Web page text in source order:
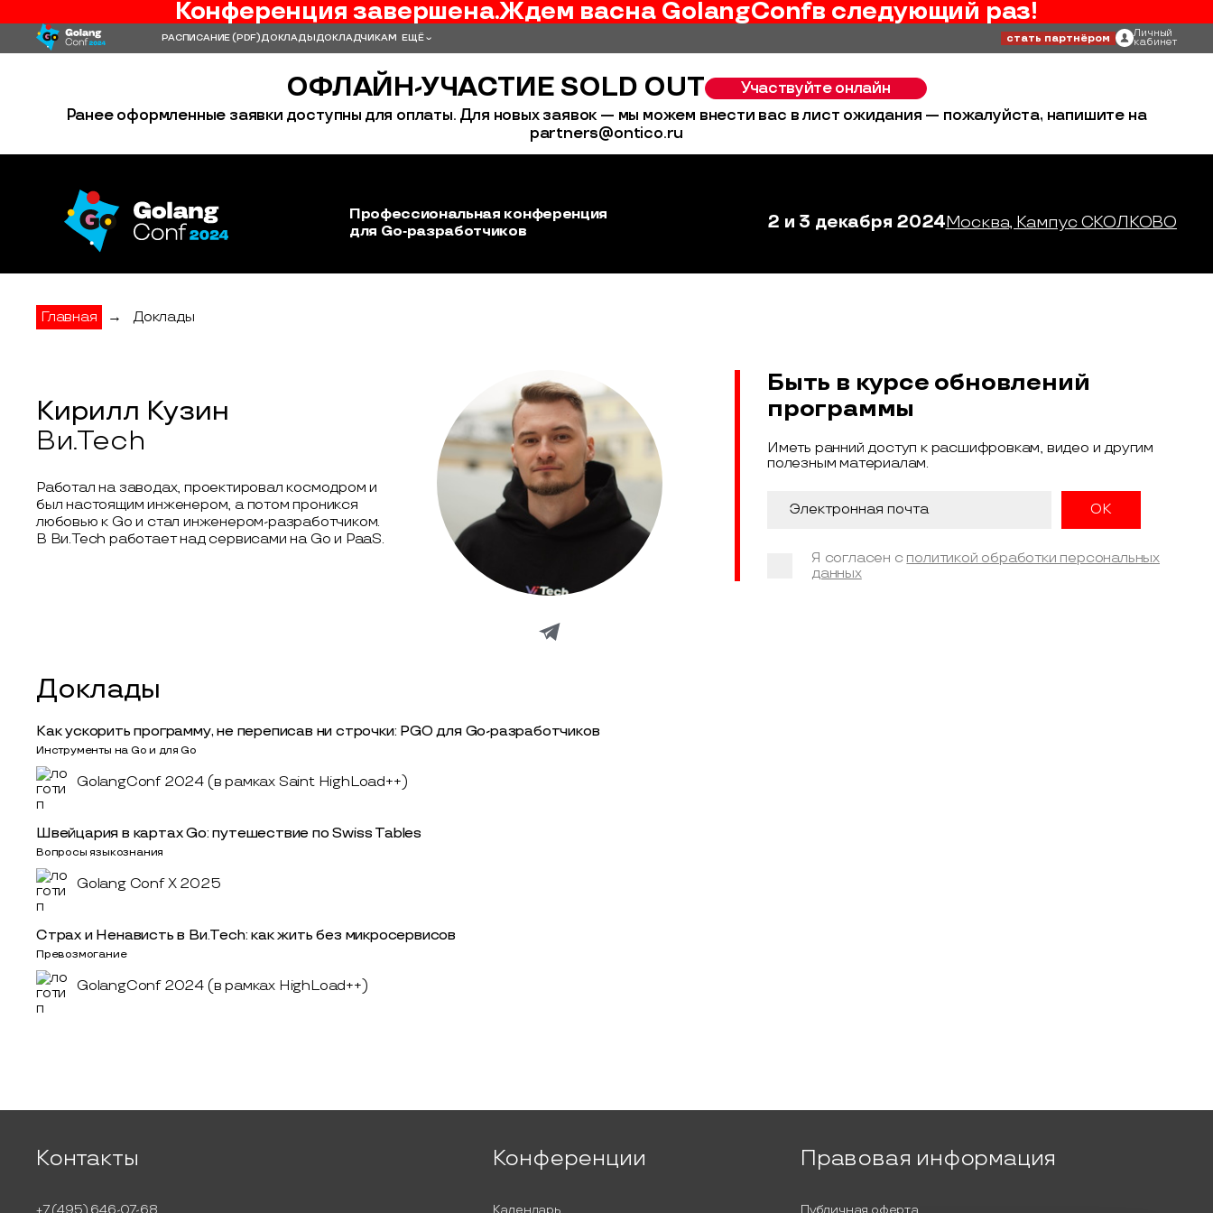
Конференция завершена.Ждем васна GolangConfв следующий раз!
РАСПИСАНИЕ(PDF)ДОКЛАДЫ ДОКЛАДЧИКАМ ЕЩЁ стать партнёром Личный
кабинет
ОФЛАЙН-УЧАСТИЕ SOLD OUT
Участвуйте онлайн
Ранее оформленные заявки доступны для оплаты. Для новых заявок — мы можем внести вас в лист ожидания — пожалуйста, напишите на
partners@ontico.ru
Профессиональная конференция
для Go‑разработчиков
2 и 3 декабря 2024Москва, Кампус СКОЛКОВО
Главная → Доклады
Кирилл Кузин
Ви.Tech
Работал на заводах, проектировал космодром и
был настоящим инженером, а потом проникся
любовью к Go и стал инженером-разработчиком.
В Ви.Tech работает над сервисами на Go и PaaS.
Доклады
Как ускорить программу, не переписав ни строчки: PGO для Go-разработчиков
Инструменты на Go и для Go
GolangConf 2024 (в рамках Saint HighLoad++)
Швейцария в картах Go: путешествие по Swiss Tables
Вопросы языкознания
Golang Conf X 2025
Страх и Ненависть в Ви.Tech: как жить без микросервисов
Превозмогание
GolangConf 2024 (в рамках HighLoad++)
Быть в курсе обновлений
программы
Иметь ранний доступ к расшифровкам, видео и другим
полезным материалам.
Я согласен с политикой обработки персональных
данных
Контакты
+7 (495) 646-07-68
Конференции
Календарь
Правовая информация
Публичная оферта